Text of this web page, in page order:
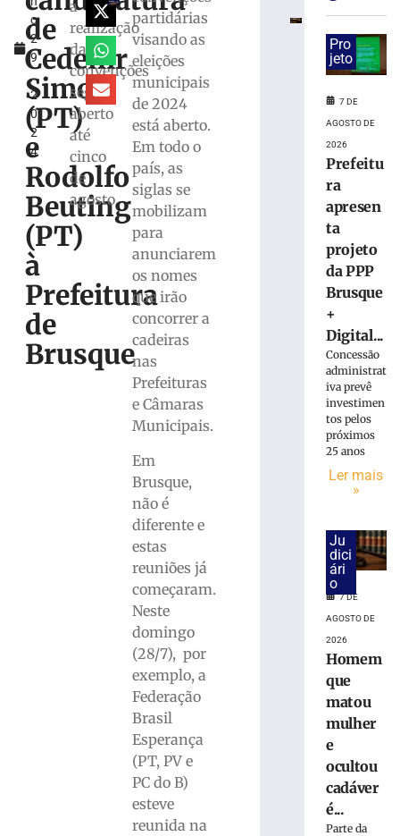
o
2
9
,
2
0
2
4
de
Cedenir
Simon
(PT)
e
Rodolfo
Beuting
(PT)
à
Prefeitura
de
Brusque
a
realização
das
convenções
segue
aberto
até
cinco
de
agosto
partidárias
visando as
eleições
municipais
de 2024
está aberto.
Em todo o
país, as
siglas se
mobilizam
para
anunciarem
os nomes
que irão
concorrer a
cadeiras
nas
Prefeituras
e Câmaras
Municipais.
Em
Brusque,
não é
diferente e
estas
reuniões já
começaram.
Neste
domingo
(28/7), por
exemplo, a
Federação
Brasil
Esperança
(PT, PV e
PC do B)
esteve
reunida na
Marco
Buzzi
perda
infrações
disciplinares
homologa
candidaturas
Jucineia
Ribeiro
Eckart
Estadual
Vagner
Tebalde
Deputado
Federal
Pro
jeto
7 DE
AGOSTO DE
2026
Prefeitu
ra
apresen
ta
projeto
da PPP
Brusque
+
Digital...
Concessão
administrat
iva prevê
investimen
tos pelos
próximos
25 anos
Ler mais
»
Ju
dici
ári
o
7 DE
AGOSTO DE
2026
Homem
que
matou
mulher
e
ocultou
cadáver
é...
Parte da